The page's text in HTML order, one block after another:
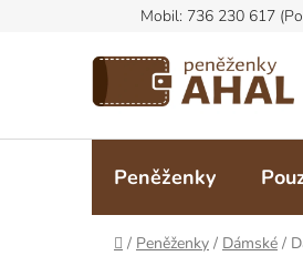
Peněženky
Domů
/ Peněženky / Dámské /